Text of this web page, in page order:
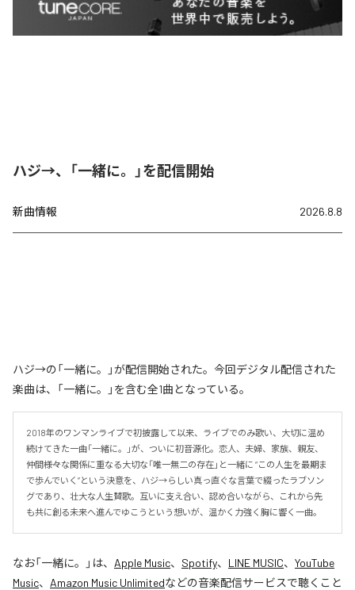
ハジ→、「一緒に。」を配信開始
新曲情報 2026.8.8
ハジ→の「一緒に。」が配信開始された。今回デジタル配信された
楽曲は、「一緒に。」を含む全1曲となっている。
2018年のワンマンライブで初披露して以来、ライブでのみ歌い、大切に温め
続けてきた一曲「一緒に。」が、ついに初音源化。恋人、夫婦、家族、親友、
仲間――様々な関係に重なる大切な「唯一無二の存在」と一緒に “この人生を最期ま
で歩んでいく”という決意を、ハジ→らしい真っ直ぐな言葉で綴ったラブソン
グであり、壮大な人生賛歌。互いに支え合い、認め合いながら、これから先
も共に創る未来へ進んでゆこうという想いが、温かく力強く胸に響く一曲。
なお「一緒に。 」は、 Apple Music、 Spotify、 LINE MUSIC、 YouTube
Music、 Amazon Music Unlimitedなどの音楽配信サービスで聴くこと